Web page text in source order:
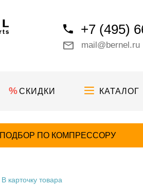
+7 (495)
mail@bernel.ru
СКИДКИ КАТАЛОГ
ПОДБОР ПО КОМПРЕССОРУ
В карточку товара